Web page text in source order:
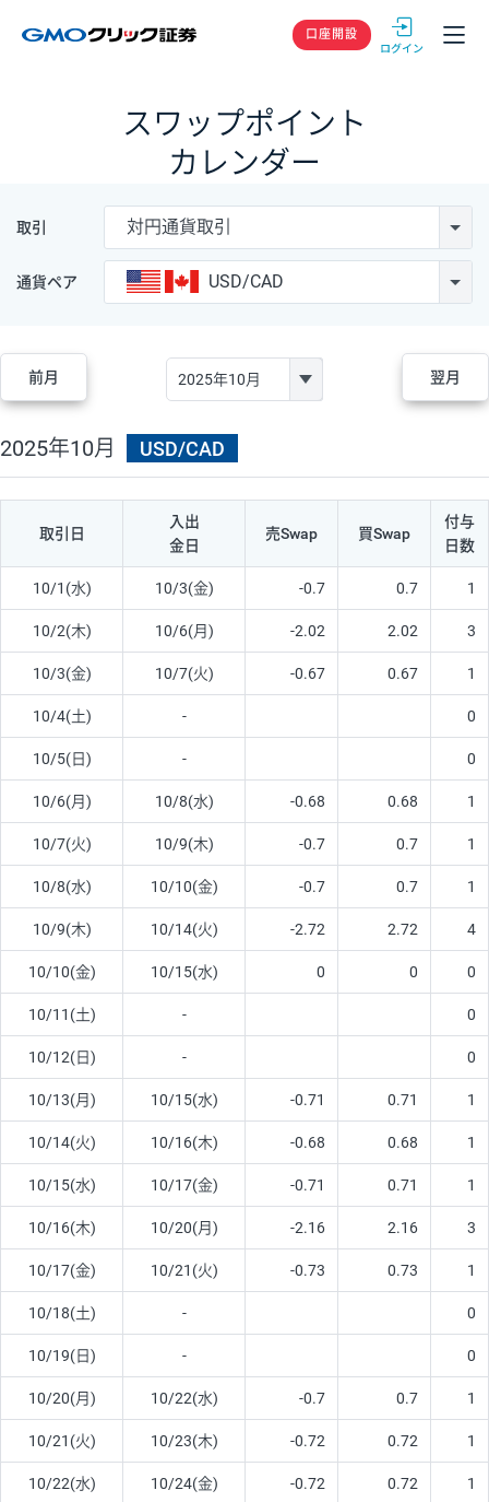
GMOクリック
口座開設
スワップポイント
カレンダー
取引 対円通貨取引
通貨ペア USD/CAD
前月 翌月
2025年10月 USD/CAD
取引日
入出
金日
売Swap 買Swap
付与
日数
10/1(水) 10/3(金) -0.7 0.7 1
10/2(木) 10/6(月) -2.02 2.02 3
10/3(金) 10/7(火) -0.67 0.67 1
10/4(土) - 0
10/5(日) - 0
10/6(月) 10/8(水) -0.68 0.68 1
10/7(火) 10/9(木) -0.7 0.7 1
10/8(水) 10/10(金) -0.7 0.7 1
10/9(木) 10/14(火) -2.72 2.72 4
10/10(金) 10/15(水) 0 0 0
10/11(土) - 0
10/12(日) - 0
10/13(月) 10/15(水) -0.71 0.71 1
10/14(火) 10/16(木) -0.68 0.68 1
10/15(水) 10/17(金) -0.71 0.71 1
10/16(木) 10/20(月) -2.16 2.16 3
10/17(金) 10/21(火) -0.73 0.73 1
10/18(土) - 0
10/19(日) - 0
10/20(月) 10/22(水) -0.7 0.7 1
10/21(火) 10/23(木) -0.72 0.72 1
10/22(水) 10/24(金) -0.72 0.72 1